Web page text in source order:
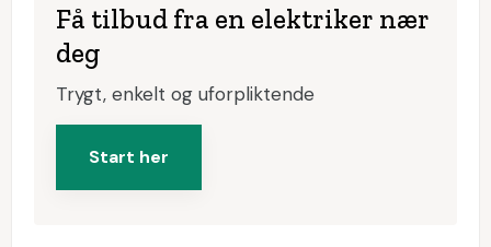
Få tilbud fra en elektriker nær
deg
Trygt, enkelt og uforpliktende
Start her